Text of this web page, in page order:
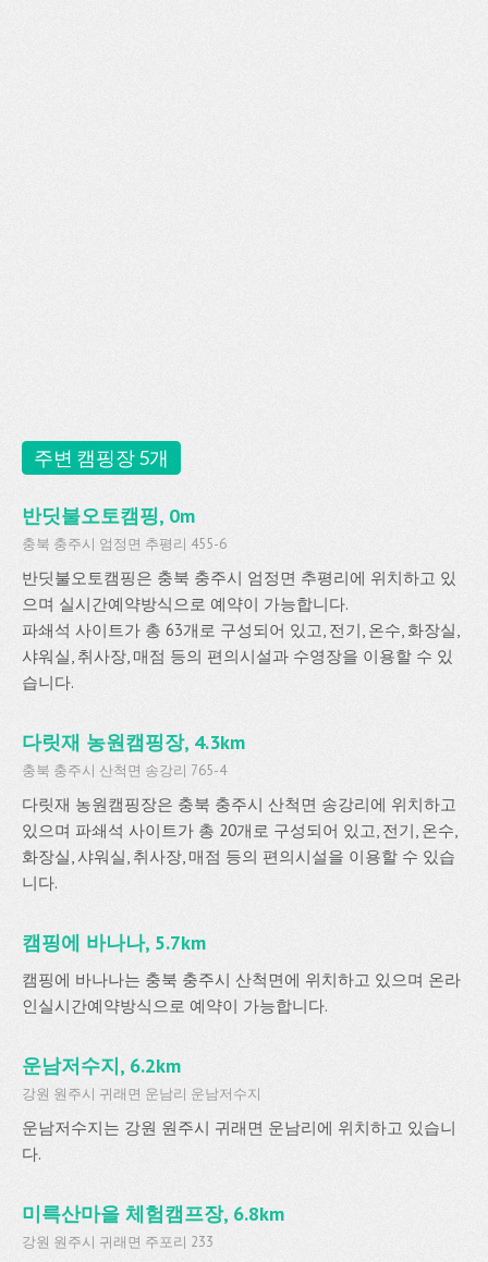
주변 캠핑장 5개
반딧불오토캠핑, 0m
충북 충주시 엄정면 추평리 455-6
반딧불오토캠핑은 충북 충주시 엄정면 추평리에 위치하고 있
으며 실시간예약방식으로 예약이 가능합니다.
파쇄석 사이트가 총 63개로 구성되어 있고, 전기, 온수, 화장실,
샤워실, 취사장, 매점 등의 편의시설과 수영장을 이용할 수 있
습니다.
다릿재 농원캠핑장, 4.3km
충북 충주시 산척면 송강리 765-4
다릿재 농원캠핑장은 충북 충주시 산척면 송강리에 위치하고
있으며 파쇄석 사이트가 총 20개로 구성되어 있고, 전기, 온수,
화장실, 샤워실, 취사장, 매점 등의 편의시설을 이용할 수 있습
니다.
캠핑에 바나나, 5.7km
캠핑에 바나나는 충북 충주시 산척면에 위치하고 있으며 온라
인실시간예약방식으로 예약이 가능합니다.
운남저수지, 6.2km
강원 원주시 귀래면 운남리 운남저수지
운남저수지는 강원 원주시 귀래면 운남리에 위치하고 있습니
다.
미륵산마을 체험캠프장, 6.8km
강원 원주시 귀래면 주포리 233